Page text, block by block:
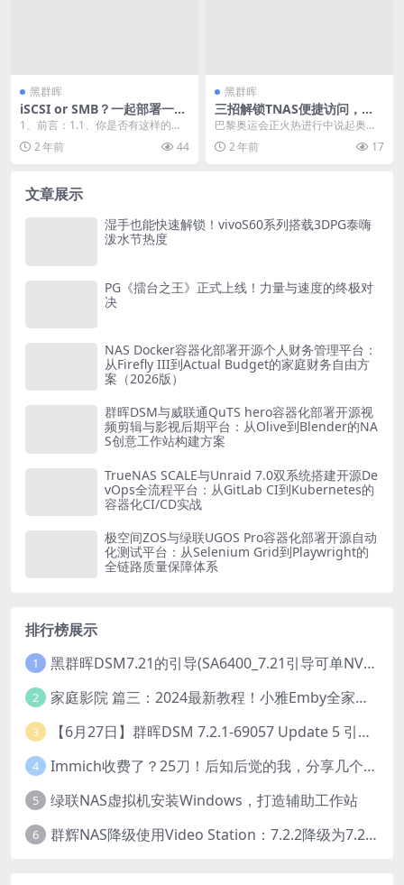
黑群晖
iSCSI or SMB？一起部署一个
iSCSI服务端，将NAS空间挂
载成真正的电脑硬盘
1、前言：1.1、你是否有这样的需
求：现在的电脑游戏和应用程序越
来越大，比如黑猴...
2 年前 44
黑群晖
三招解锁TNAS便捷访问，一
键回溯奥运风采
巴黎奥运会正火热进行中说起奥运
相信很多人都会涌起对08年北京奥
运会的无尽回忆那一...
2 年前 17
文章展示
湿手也能快速解锁！vivoS60系列搭载3DPG泰嗨
泼水节热度
PG《擂台之王》正式上线！力量与速度的终极对
决
NAS Docker容器化部署开源个人财务管理平台：
从Firefly III到Actual Budget的家庭财务自由方
案（2026版）
群晖DSM与威联通QuTS hero容器化部署开源视
频剪辑与影视后期平台：从Olive到Blender的NA
S创意工作站构建方案
TrueNAS SCALE与Unraid 7.0双系统搭建开源De
vOps全流程平台：从GitLab CI到Kubernetes的
容器化CI/CD实战
极空间ZOS与绿联UGOS Pro容器化部署开源自动
化测试平台：从Selenium Grid到Playwright的
全链路质量保障体系
排行榜展示
1 黑群晖DSM7.21的引导(SA6400_7.21引导可单NVME安装系统）
2 家庭影院 篇三：2024最新教程！小雅Emby全家桶又是什么？它和小雅AList又有什么区别？
3 【6月27日】群晖DSM 7.2.1-69057 Update 5 引导【附半洗白序列号】
4 Immich收费了？25刀！后知后觉的我，分享几个方法DIY这款最强家庭照片管理工具
5 绿联NAS虚拟机安装Windows，打造辅助工作站
6 群辉NAS降级使用Video Station：7.2.2降级为7.2.1，也可降为其他版本